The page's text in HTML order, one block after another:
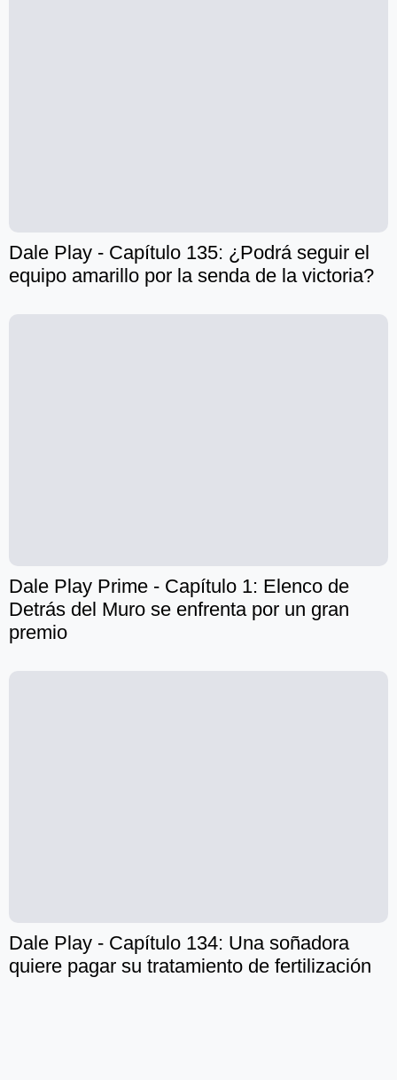
Dale Play - Capítulo 135: ¿Podrá seguir el
equipo amarillo por la senda de la victoria?
Dale Play Prime - Capítulo 1: Elenco de
Detrás del Muro se enfrenta por un gran
premio
Dale Play - Capítulo 134: Una soñadora
quiere pagar su tratamiento de fertilización